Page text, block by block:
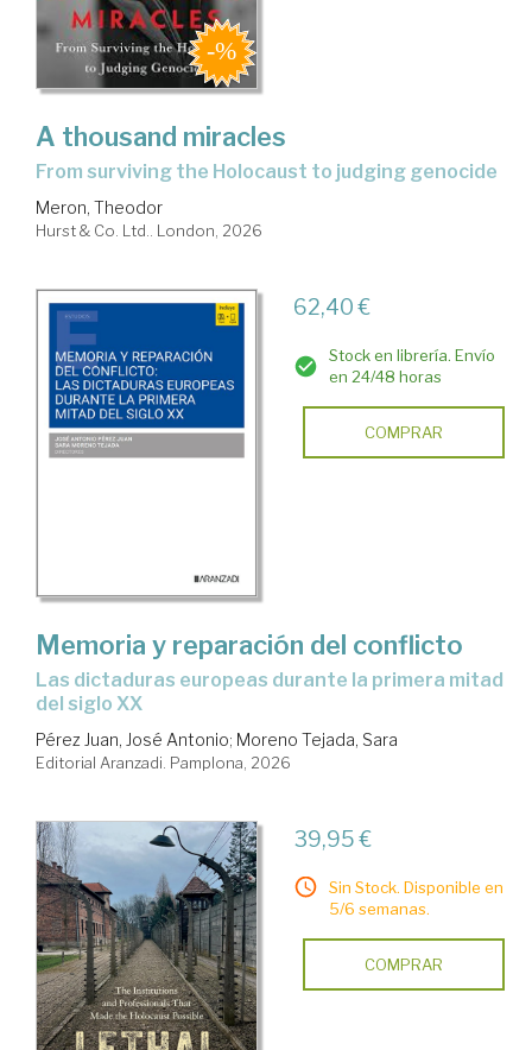
A thousand miracles
from surviving the Holocaust to judging genocide
Meron, Theodor
Hurst & Co. Ltd.. London, 2026
62,40 €
Stock en librería. Envío
en 24/48 horas
COMPRAR
Memoria y reparación del conflicto
las dictaduras europeas durante la primera mitad
del siglo XX
Pérez Juan, José Antonio; Moreno Tejada, Sara
Editorial Aranzadi. Pamplona, 2026
39,95 €
Sin Stock. Disponible en
5/6 semanas.
COMPRAR